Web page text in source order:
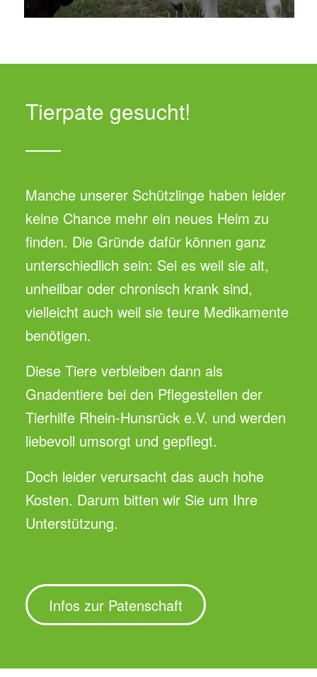
Tierpate gesucht!
Manche unserer Schützlinge haben leider
keine Chance mehr ein neues Heim zu
finden. Die Gründe dafür können ganz
unterschiedlich sein: Sei es weil sie alt,
unheilbar oder chronisch krank sind,
vielleicht auch weil sie teure Medikamente
benötigen.
Diese Tiere verbleiben dann als
Gnadentiere bei den Pflegestellen der
Tierhilfe Rhein-Hunsrück e.V. und werden
liebevoll umsorgt und gepflegt.
Doch leider verursacht das auch hohe
Kosten. Darum bitten wir Sie um Ihre
Unterstützung.
Infos zur Patenschaft